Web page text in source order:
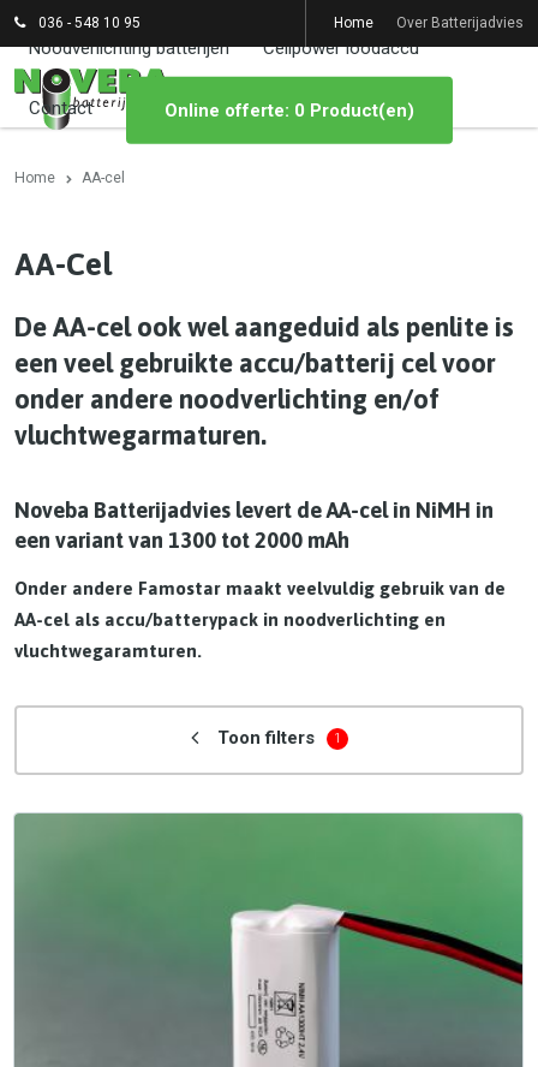
036 - 548 10 95 Home Over Batterijadvies
Noodverlichting batterijen Cellpower loodaccu
Contact Online offerte: 0 Product(en)
Home AA-cel
AA-Cel
De AA-cel ook wel aangeduid als penlite is
een veel gebruikte accu/batterij cel voor
onder andere noodverlichting en/of
vluchtwegarmaturen.
Noveba Batterijadvies levert de AA-cel in NiMH in
een variant van 1300 tot 2000 mAh
Onder andere Famostar maakt veelvuldig gebruik van de
AA-cel als accu/batterypack in noodverlichting en
vluchtwegaramturen.
Toon filters 1